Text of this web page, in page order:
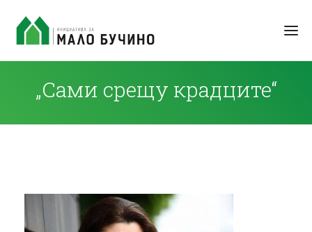
„Сами срещу крадците“